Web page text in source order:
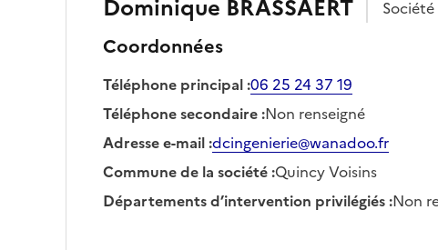
Dominique BRASSAERT Société
Coordonnées
Téléphone principal:06 25 24 37 19
Téléphone secondaire:Non renseigné
Adresse e-mail:dcingenierie@wanadoo.fr
Commune de la société:Quincy Voisins
Départements d’intervention privilégiés:Non